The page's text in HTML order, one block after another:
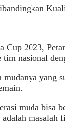
Cup 2023,
nasional
yang
muda bisa
masalah